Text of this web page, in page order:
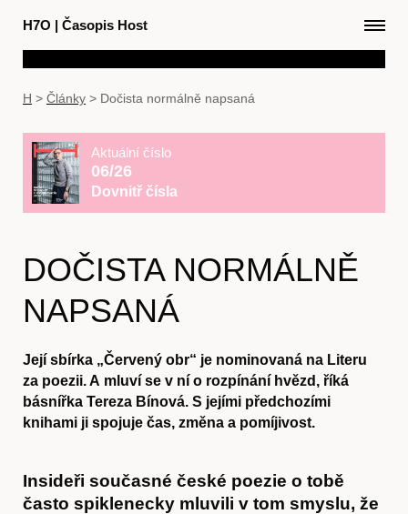
H7O | Časopis Host
H > Články > Dočista normálně napsaná
Aktuální číslo
06/26
Dovnitř čísla
DOČISTA NORMÁLNĚ
NAPSANÁ
Její sbírka „Červený obr“ je nominovaná na Literu
za poezii. A mluví se v ní o rozpínání hvězd, říká
básnířka Tereza Bínová. S jejími předchozími
knihami ji spojuje čas, změna a pomíjivost.
Insideři současné české poezie o tobě
často spiklenecky mluvili v tom smyslu, že